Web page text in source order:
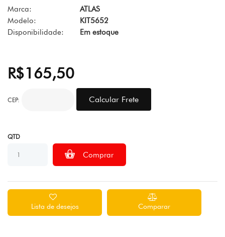
Marca:
ATLAS
Modelo:
KIT5652
Disponibilidade:
Em estoque
R$165,50
CEP:
QTD
Lista de desejos Comparar